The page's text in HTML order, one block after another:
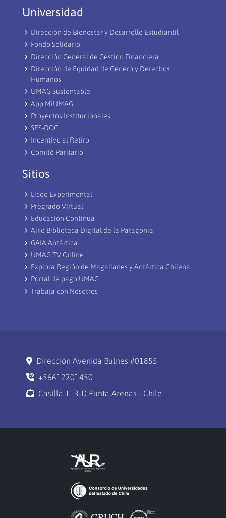
Universidad
Dirección de Bienestar y Desarrollo Estudiantil
Fondo Solidario
Dirección General de Gestión Financiera
Dirección de Equidad de Género y Derechos
Humanos
UMAG Sustentable
App MiUMAG
Proyectos Institucionales
SES-DOC
Incentivo al Retiro
Comité Paritario
Sitios
Liceo Experimental
Pregrado Virtual
Educación Continua
Aike Biblioteca Digital de la Patagonia
GAIA Antártica
UMAG TV Online
Explora Región de Magallanes y Antártica Chilena
Portal de pago UMAG
Trabaja con Nosotros
Dirección Avenida Bulnes #01855
+56612201450
Casilla 113-D Punta Arenas - Chile